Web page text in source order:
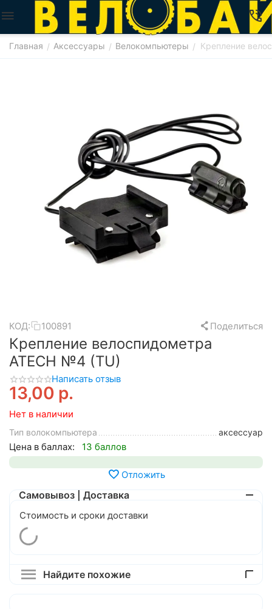
Главная / Аксессуары / Велокомпьютеры / Крепление
КОД: 100891 Поделиться
Крепление велоспидометра
ATECH №4 (TU)
Написать отзыв
13,00 р.
Нет в наличии
Тип волокомпьютера аксессуар
Цена в баллах: 13 баллов
Отложить
Самовывоз | Доставка
Стоимость и сроки доставки
Найдите похожие